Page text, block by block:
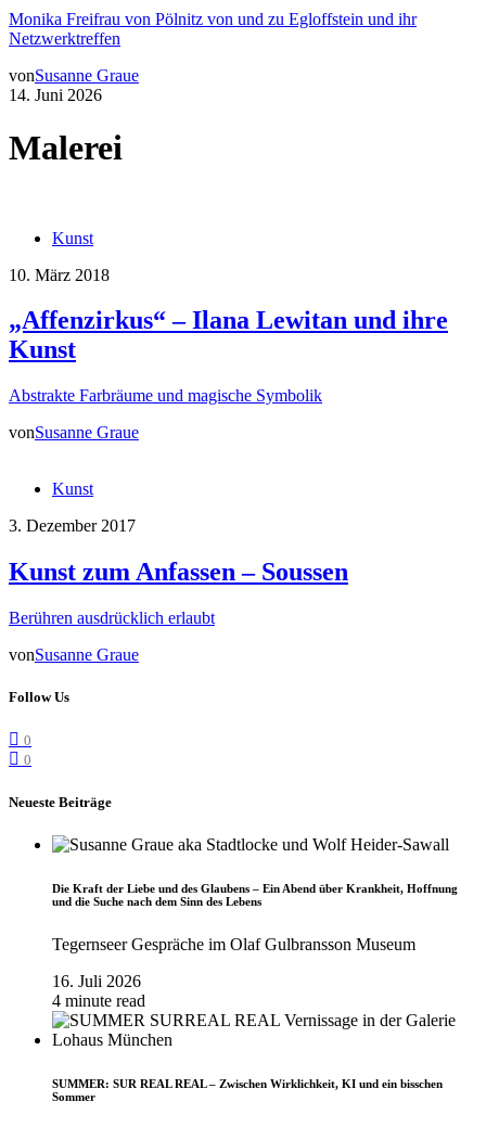
Monika Freifrau von Pölnitz von und zu Egloffstein und ihr
Netzwerktreffen
vonSusanne Graue
14. Juni 2026
Malerei
Kunst
10. März 2018
„Affenzirkus“ – Ilana Lewitan und ihre
Kunst
Abstrakte Farbräume und magische Symbolik
vonSusanne Graue
Kunst
3. Dezember 2017
Kunst zum Anfassen – Soussen
Berühren ausdrücklich erlaubt
vonSusanne Graue
Follow Us
0
0
Neueste Beiträge
Die Kraft der Liebe und des Glaubens – Ein Abend über Krankheit, Hoffnung
und die Suche nach dem Sinn des Lebens
Tegernseer Gespräche im Olaf Gulbransson Museum
16. Juli 2026
4 minute read
SUMMER: SUR REAL REAL – Zwischen Wirklichkeit, KI und ein bisschen
Sommer